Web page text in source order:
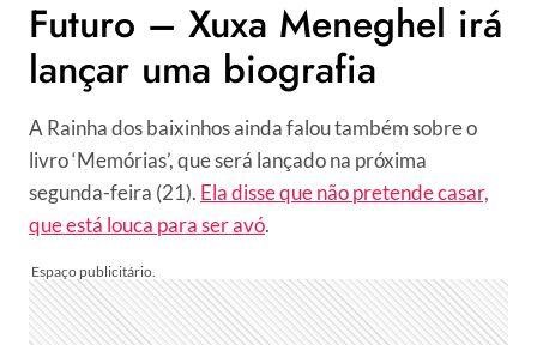
Futuro – Xuxa Meneghel irá
lançar uma biografia
A Rainha dos baixinhos ainda falou também sobre o
livro ‘Memórias’, que será lançado na próxima
segunda-feira (21). Ela disse que não pretende casar,
que está louca para ser avó.